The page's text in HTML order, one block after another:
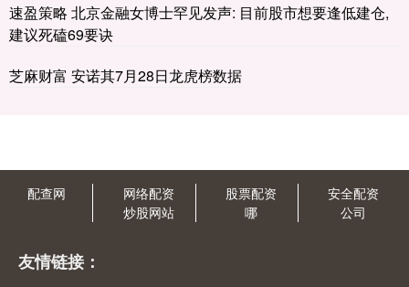
速盈策略 北京金融女博士罕见发声: 目前股市想要逢低建仓,
建议死磕69要诀
芝麻财富 安诺其7月28日龙虎榜数据
配查网
网络配资
炒股网站
股票配资
哪
安全配资
公司
友情链接：